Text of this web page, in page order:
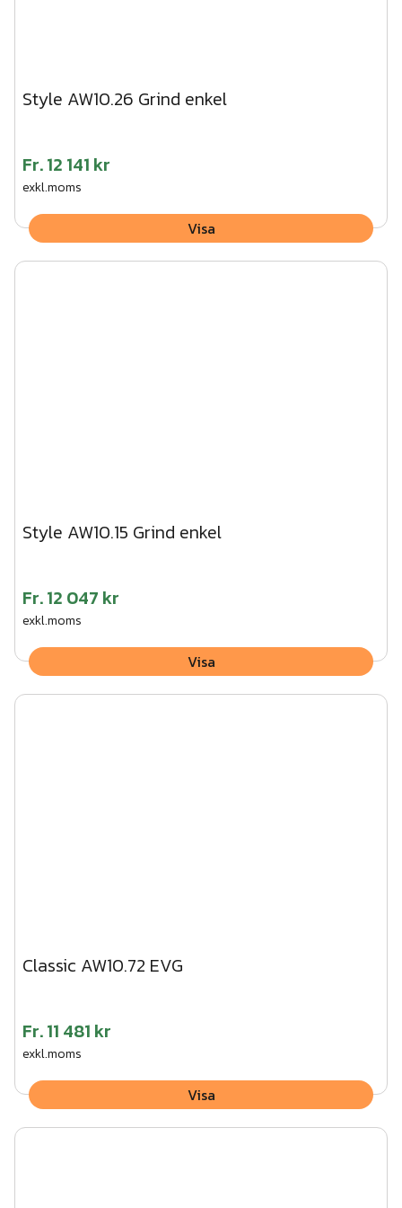
Style AW10.26 Grind enkel
Fr.12 141 kr
exkl.moms
Visa
Style AW10.15 Grind enkel
Fr.12 047 kr
exkl.moms
Visa
Classic AW10.72 EVG
Fr.11 481 kr
exkl.moms
Visa